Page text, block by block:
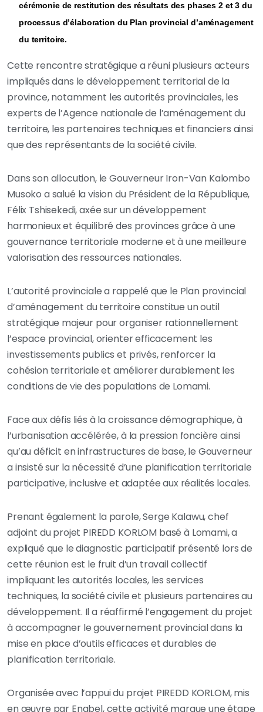
cérémonie de restitution des résultats des phases 2 et 3 du
processus d’élaboration du Plan provincial d’aménagement
du territoire.
Cette rencontre stratégique a réuni plusieurs acteurs
impliqués dans le développement territorial de la
province, notamment les autorités provinciales, les
experts de l’Agence nationale de l’aménagement du
territoire, les partenaires techniques et financiers ainsi
que des représentants de la société civile.
Dans son allocution, le Gouverneur Iron-Van Kalombo
Musoko a salué la vision du Président de la République,
Félix Tshisekedi, axée sur un développement
harmonieux et équilibré des provinces grâce à une
gouvernance territoriale moderne et à une meilleure
valorisation des ressources nationales.
L’autorité provinciale a rappelé que le Plan provincial
d’aménagement du territoire constitue un outil
stratégique majeur pour organiser rationnellement
l’espace provincial, orienter efficacement les
investissements publics et privés, renforcer la
cohésion territoriale et améliorer durablement les
conditions de vie des populations de Lomami.
Face aux défis liés à la croissance démographique, à
l’urbanisation accélérée, à la pression foncière ainsi
qu’au déficit en infrastructures de base, le Gouverneur
a insisté sur la nécessité d’une planification territoriale
participative, inclusive et adaptée aux réalités locales.
Prenant également la parole, Serge Kalawu, chef
adjoint du projet PIREDD KORLOM basé à Lomami, a
expliqué que le diagnostic participatif présenté lors de
cette réunion est le fruit d’un travail collectif
impliquant les autorités locales, les services
techniques, la société civile et plusieurs partenaires au
développement. Il a réaffirmé l’engagement du projet
à accompagner le gouvernement provincial dans la
mise en place d’outils efficaces et durables de
planification territoriale.
Organisée avec l’appui du projet PIREDD KORLOM, mis
en œuvre par Enabel, cette activité marque une étape